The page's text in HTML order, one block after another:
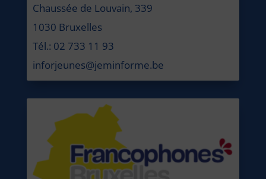
Chaussée de Louvain, 339
1030 Bruxelles
Tél.: 02 733 11 93
inforjeunes@jeminforme.be